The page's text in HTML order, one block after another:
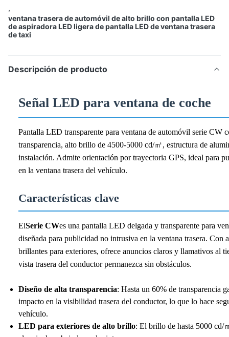
,
ventana trasera de automóvil de alto brillo con pantalla LED
de aspiradora LED ligera de pantalla LED de ventana trasera
de taxi
Descripción de producto
Señal LED para ventana de coche
Pantalla LED transparente para ventana de automóvil serie CW
transparencia, alto brillo de 4500-5000 cd/㎡, estructura de
instalación. Admite orientación por trayectoria GPS, ideal para
en la ventana trasera del vehículo.
Características clave
ElSerie CWes una pantalla LED delgada y transparente para
diseñada para publicidad no intrusiva en la ventana trasera. Con
brillantes para exteriores, ofrece anuncios claros y llamativos al
vista trasera del conductor permanezca sin obstáculos.
Diseño de alta transparencia: Hasta un 60% de transparencia
impacto en la visibilidad trasera del conductor, lo que lo hace
vehículo.
LED para exteriores de alto brillo: El brillo de hasta 5000 cd/